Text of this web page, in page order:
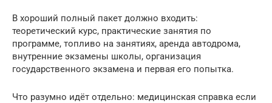
В хороший полный пакет должно входить:
теоретический курс, практические занятия по
программе, топливо на занятиях, аренда автодрома,
внутренние экзамены школы, организация
государственного экзамена и первая его попытка.
Что разумно идёт отдельно: медицинская справка если